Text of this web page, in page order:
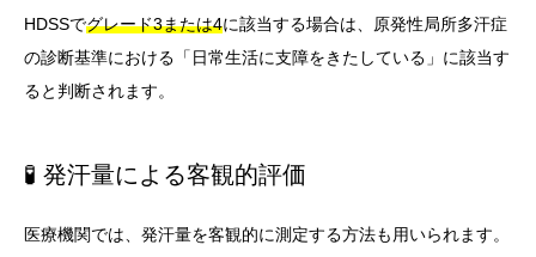
HDSSでグレード3または4に該当する場合は、原発性局所多汗症
の診断基準における「日常生活に支障をきたしている」に該当す
ると判断されます。
🧪 発汗量による客観的評価
医療機関では、発汗量を客観的に測定する方法も用いられます。